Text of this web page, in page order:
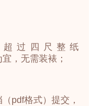
过四尺整纸
，无需装裱；
pdf格式）提交，